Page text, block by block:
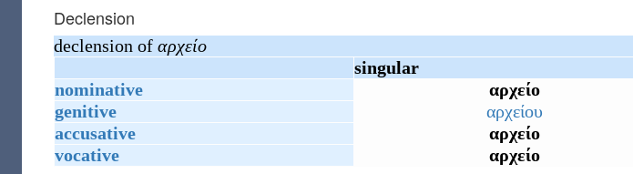
Declension
declension of αρχείο
singular
nominative
αρχείο
genitive
αρχείου
accusative
αρχείο
vocative
αρχείο